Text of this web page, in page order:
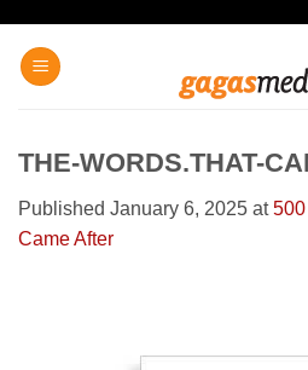
content
THE-WORDS.THAT-
Published January 6, 2025 at
Came After